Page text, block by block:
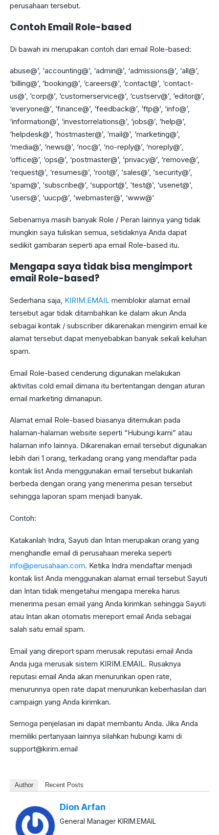
perusahaan tersebut.
Contoh Email Role-based
Di bawah ini merupakan contoh dari email Role-based:
abuse@’, ‘accounting@’, ‘admin@’, ‘admissions@’, ‘all@’,
‘billing@’, ‘booking@’, ‘careers@’, ‘contact@’, ‘contact-
us@’, ‘corp@’, ‘customerservice@’, ‘custserv@’, ‘editor@’,
‘everyone@’, ‘finance@’, ‘feedback@’, ‘ftp@’, ‘info@’,
‘information@’, ‘investorrelations@’, ‘jobs@’, ‘help@’,
‘helpdesk@’, ‘hostmaster@’, ‘mail@’, ‘marketing@’,
‘media@’, ‘news@’, ‘noc@’, ‘no-reply@’, ‘noreply@’,
‘office@’, ‘ops@’, ‘postmaster@’, ‘privacy@’, ‘remove@’,
‘request@’, ‘resumes@’, ‘root@’, ‘sales@’, ‘security@’,
‘spam@’, ‘subscribe@’, ‘support@’, ‘test@’, ‘usenet@’,
‘users@’, ‘uucp@’, ‘webmaster@’, ‘www@’
Sebenarnya masih banyak Role / Peran lainnya yang tidak
mungkin saya tuliskan semua, setidaknya Anda dapat
sedikit gambaran seperti apa email Role-based itu.
Mengapa saya tidak bisa mengimport
email Role-based?
Sederhana saja, KIRIM.EMAIL memblokir alamat email
tersebut agar tidak ditambahkan ke dalam akun Anda
sebagai kontak / subscriber dikarenakan mengirim email ke
alamat tersebut dapat menyebabkan banyak sekali keluhan
spam.
Email Role-based cenderung digunakan melakukan
aktivitas cold email dimana itu bertentangan dengan aturan
email marketing dimanapun.
Alamat email Role-based biasanya ditemukan pada
halaman-halaman website seperti “Hubungi kami” atau
halaman info lainnya. Dikarenakan email tersebut digunakan
lebih dari 1 orang, terkadang orang yang mendaftar pada
kontak list Anda menggunakan email tersebut bukanlah
berbeda dengan orang yang menerima pesan tersebut
sehingga laporan spam menjadi banyak.
Contoh:
Katakanlah Indra, Sayuti dan Intan merupakan orang yang
menghandle email di perusahaan mereka seperti
info@perusahaan.com. Ketika Indra mendaftar menjadi
kontak list Anda menggunakan alamat email tersebut Sayuti
dan Intan tidak mengetahui mengapa mereka harus
menerima pesan email yang Anda kirimkan sehingga Sayuti
atau Intan akan otomatis mereport email Anda sebagai
salah satu email spam.
Email yang direport spam merusak reputasi email Anda
Anda juga merusak sistem KIRIM.EMAIL. Rusaknya
reputasi email Anda akan menurunkan open rate,
menurunnya open rate dapat menurunkan keberhasilan dari
campaign yang Anda kirimkan.
Semoga penjelasan ini dapat membantu Anda. Jika Anda
memiliki pertanyaan lainnya silahkan hubungi kami di
support@kirim.email
Author Recent Posts
Dion Arfan
General Manager KIRIM.EMAIL